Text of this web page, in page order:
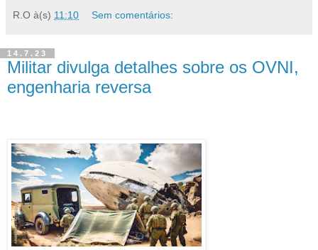
R.O à(s) 11:10 Sem comentários:
14.7.23
Militar divulga detalhes sobre os OVNI,
engenharia reversa